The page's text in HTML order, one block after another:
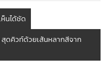
นได้ชัด
สุดคิวท์ด้วยเส้นหลากสีจาก